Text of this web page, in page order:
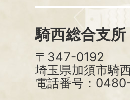
騎西総合支所
〒347-0192
埼玉県加須市騎
電話番号：0480-